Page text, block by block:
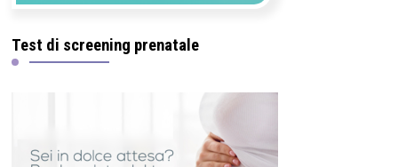
Test di screening prenatale